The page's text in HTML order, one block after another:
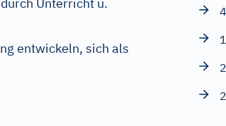
entwickeln, sich als